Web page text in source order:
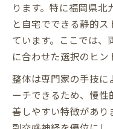
静的ストレ
深い眠りを促
深い眠りを
整体とセル
深い眠りを
整体後に行
ります。特に福岡県
と自宅でできる静的
ています。ここでは、
に合わせた選択のヒン
整体は専門家の手技に
ーチできるため、慢
善しやすい特徴があり